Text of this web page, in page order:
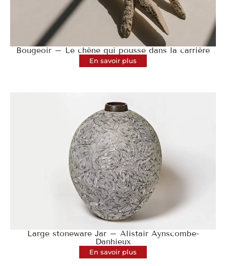
Bougeoir – Le chêne qui pousse dans la carrière
En savoir plus
Large stoneware Jar – Alistair Aynscombe-
Danhieux
En savoir plus